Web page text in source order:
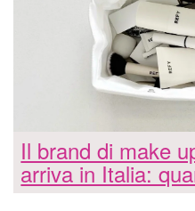
Il brand di make
arriva in Italia: